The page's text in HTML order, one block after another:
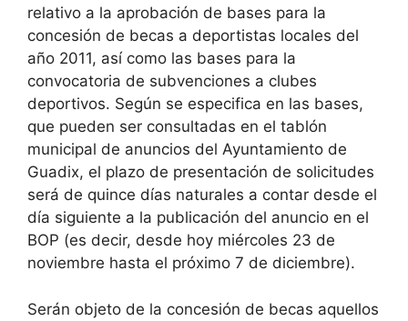
relativo a la aprobación de bases para la
concesión de becas a deportistas locales del
año 2011, así como las bases para la
convocatoria de subvenciones a clubes
deportivos. Según se especifica en las bases,
que pueden ser consultadas en el tablón
municipal de anuncios del Ayuntamiento de
Guadix, el plazo de presentación de solicitudes
será de quince días naturales a contar desde el
día siguiente a la publicación del anuncio en el
BOP (es decir, desde hoy miércoles 23 de
noviembre hasta el próximo 7 de diciembre).
Serán objeto de la concesión de becas aquellos